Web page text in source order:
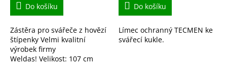
Do košíku
Zástěra pro svářeče z hovězí
štípenky Velmi kvalitní
výrobek firmy
Weldas! Velikost: 107 cm
Do košíku
Límec ochranný TECMEN ke
svářecí kukle.